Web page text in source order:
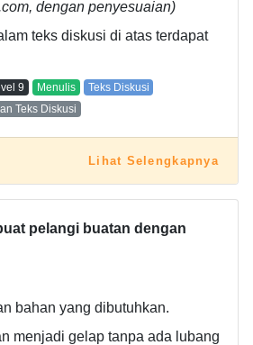
dengan penyesuaian)
teks diskusi di atas terdapat
9 Menulis
Teks Diskusi
Teks Diskusi
Lihat Selengkapnya
pelangi buatan dengan
bahan yang dibutuhkan.
menjadi gelap tanpa ada lubang